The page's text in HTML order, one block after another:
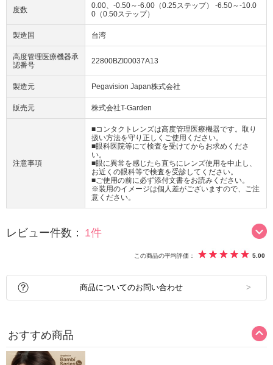
度数
0.00、-0.50～-6.00（0.25ステップ） -6.50～-10.0
0（0.50ステップ）
製造国 台湾
高度管理医療機器承
認番号
22800BZI00037A13
製造元 Pegavision Japan株式会社
販売元 株式会社T-Garden
注意事項
■コンタクトレンズは高度管理医療機器です。取り
扱い方法を守り正しくご使用ください。
■眼科医院等にて検査を受けてからお求めくださ
い。
■眼に異常を感じたら直ちにレンズ使用を中止し、
お近くの眼科等で検査を受診してください。
■ご使用の前に必ず添付文書をお読みください。
※装用のイメージは個人差がございますので、ご注
意ください。
レビュー件数： 1件
この商品の平均評価： 5.00
商品についてのお問い合わせ
おすすめ商品